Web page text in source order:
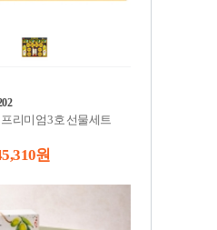
리미엄 3호 선물세트
원